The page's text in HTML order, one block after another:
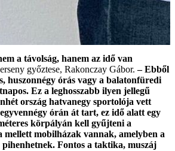
a távolság, hanem az idő van
győztese, Rakonczay Gábor.– Ebből
huszonnégy órás vagy a balatonfüredi
Ez a leghosszabb ilyen jellegű
ország hatvanegy sportolója vett
órán át tart, ez idő alatt egy
körpályán kell gyűjteni a
mellett mobilházak vannak, amelyben a
Fontos a taktika, muszáj